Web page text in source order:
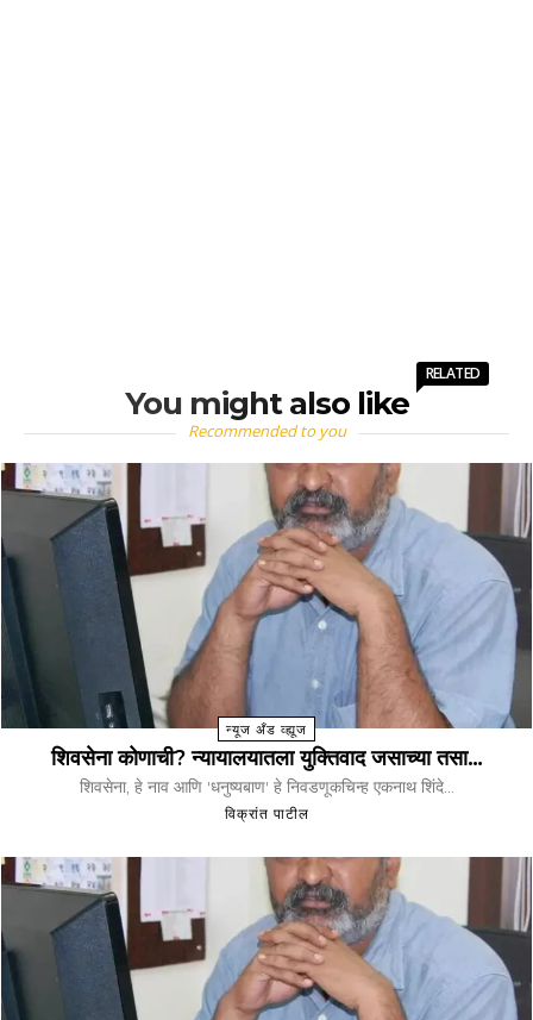
You might also like
RELATED
Recommended to you
न्यूज अँड व्ह्यूज
शिवसेना कोणाची? न्यायालयातला युक्तिवाद जसाच्या तसा…
शिवसेना, हे नाव आणि 'धनुष्यबाण' हे निवडणूकचिन्ह एकनाथ शिंदे...
विक्रांत पाटील